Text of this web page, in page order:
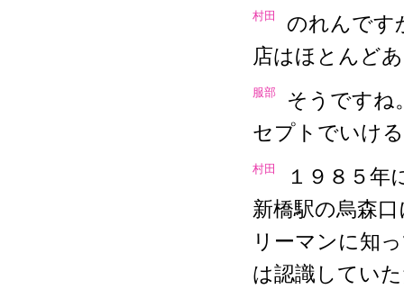
村田
のれんです
店はほとんど
服部
そうですね
セプトでいけ
村田
１９８５年
新橋駅の烏森
リーマンに知
は認識してい